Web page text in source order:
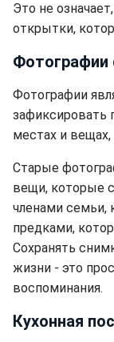
Это не
открытки,
Фотографии
Фотографии
зафиксировать
местах и
Старые
вещи, которые
членами семьи,
предками,
Сохранять
жизни - это
воспоминания.
Кухонная